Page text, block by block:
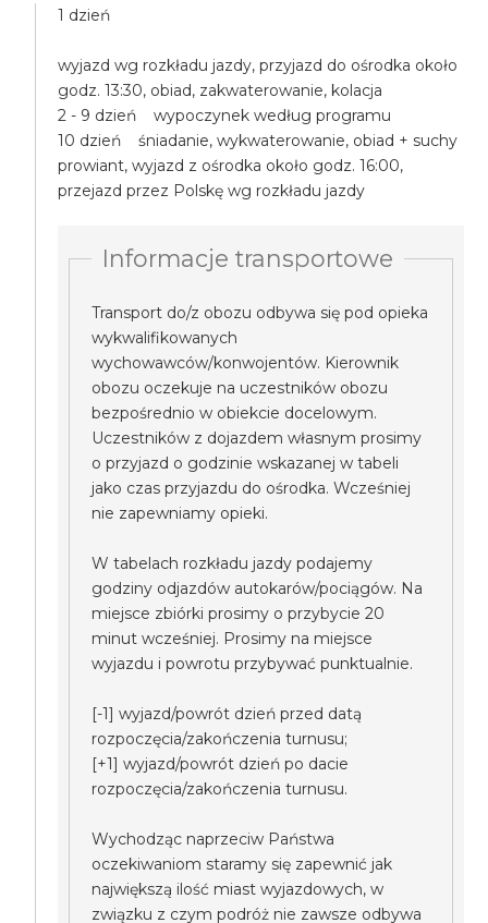
1 dzień
wyjazd wg rozkładu jazdy, przyjazd do ośrodka około
godz. 13:30, obiad, zakwaterowanie, kolacja
2 - 9 dzień wypoczynek według programu
10 dzień śniadanie, wykwaterowanie, obiad + suchy
prowiant, wyjazd z ośrodka około godz. 16:00,
przejazd przez Polskę wg rozkładu jazdy
Informacje transportowe
Transport do/z obozu odbywa się pod opieka
wykwalifikowanych
wychowawców/konwojentów. Kierownik
obozu oczekuje na uczestników obozu
bezpośrednio w obiekcie docelowym.
Uczestników z dojazdem własnym prosimy
o przyjazd o godzinie wskazanej w tabeli
jako czas przyjazdu do ośrodka. Wcześniej
nie zapewniamy opieki.
W tabelach rozkładu jazdy podajemy
godziny odjazdów autokarów/pociągów. Na
miejsce zbiórki prosimy o przybycie 20
minut wcześniej. Prosimy na miejsce
wyjazdu i powrotu przybywać punktualnie.
[-1] wyjazd/powrót dzień przed datą
rozpoczęcia/zakończenia turnusu;
[+1] wyjazd/powrót dzień po dacie
rozpoczęcia/zakończenia turnusu.
Wychodząc naprzeciw Państwa
oczekiwaniom staramy się zapewnić jak
największą ilość miast wyjazdowych, w
związku z czym podróż nie zawsze odbywa